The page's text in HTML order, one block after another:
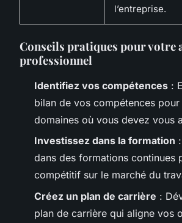
l’entreprise.
Conseils pratiques pour votre
professionnel
Identifiez vos compétences :
bilan de vos compétences
domaines où vous devez vous
Investissez dans la formation
dans des formations continues
compétitif sur le marché du
Créez un plan de carrière :
plan de carrière qui aligne vos